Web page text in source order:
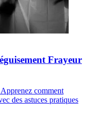
Frayeur
comment
des astuces pratiques